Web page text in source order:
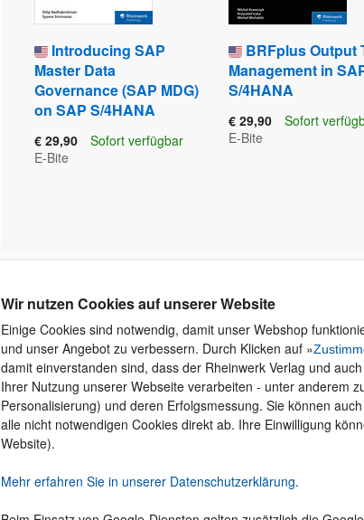
Wir nutzen Cookies auf unserer Website
Einige Cookies sind notwendig, damit unser Webshop
und unser Angebot zu verbessern. Durch Klicken auf »
damit einverstanden sind, dass der Rheinwerk Verlag und
Ihrer Nutzung unserer Webseite verarbeiten - unter anderem
Personalisierung) und deren Erfolgsmessung. Sie können
alle nicht notwendigen Cookies direkt ab. Ihre Einwilligung
Website).
Mehr erfahren Sie in unserer Datenschutzerklärung.
Introducing SAP
Master Data
Governance (SAP MDG)
on SAP S/4HANA
€ 29,90
Sofort verfügbar
E-Bite
BRFplus Output
Management in
S/4HANA
€ 29,90
Sofort
E-Bite
Über uns
Der Verlag
Das Team
Unsere Autorinnen und Autoren
Jobs
Barrierefreiheit
Nachhaltigkeit
Hinweis­geber­schutz­gesetz
Kontakt
Newsletter
Für Unternehmen
Presseservice
Dozentenservice
Produktfeedback
Foreign Rights